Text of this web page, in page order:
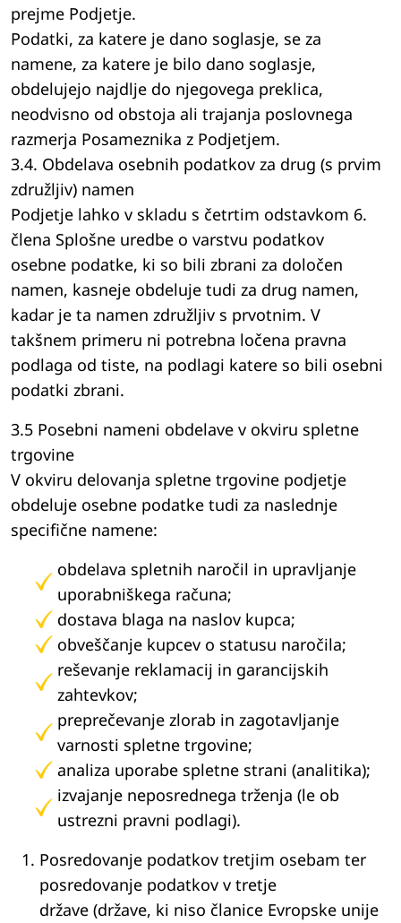
prejme Podjetje.
Podatki, za katere je dano soglasje, se za
namene, za katere je bilo dano soglasje,
obdelujejo najdlje do njegovega preklica,
neodvisno od obstoja ali trajanja poslovnega
razmerja Posameznika z Podjetjem.
3.4. Obdelava osebnih podatkov za drug (s prvim
združljiv) namen
Podjetje lahko v skladu s četrtim odstavkom 6.
člena Splošne uredbe o varstvu podatkov
osebne podatke, ki so bili zbrani za določen
namen, kasneje obdeluje tudi za drug namen,
kadar je ta namen združljiv s prvotnim. V
takšnem primeru ni potrebna ločena pravna
podlaga od tiste, na podlagi katere so bili osebni
podatki zbrani.
3.5 Posebni nameni obdelave v okviru spletne
trgovine
V okviru delovanja spletne trgovine podjetje
obdeluje osebne podatke tudi za naslednje
specifične namene:
obdelava spletnih naročil in upravljanje
uporabniškega računa;
dostava blaga na naslov kupca;
obveščanje kupcev o statusu naročila;
reševanje reklamacij in garancijskih
zahtevkov;
preprečevanje zlorab in zagotavljanje
varnosti spletne trgovine;
analiza uporabe spletne strani (analitika);
izvajanje neposrednega trženja (le ob
ustrezni pravni podlagi).
Posredovanje podatkov tretjim osebam ter
posredovanje podatkov v tretje
države (države, ki niso članice Evropske unije